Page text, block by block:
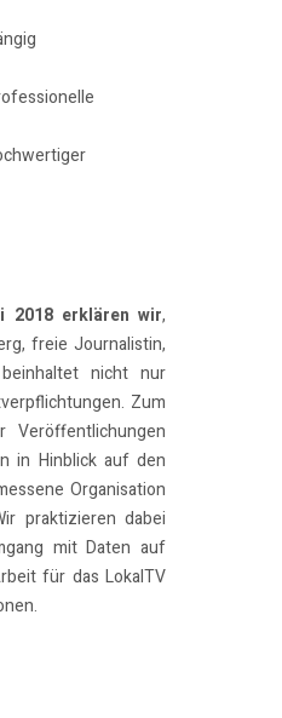
2018 erklären wir,
freie Journalistin,
nicht nur
Zum
Veröffentlichungen
in Hinblick auf den
Organisation
praktizieren dabei
mit Daten auf
für das LokalTV